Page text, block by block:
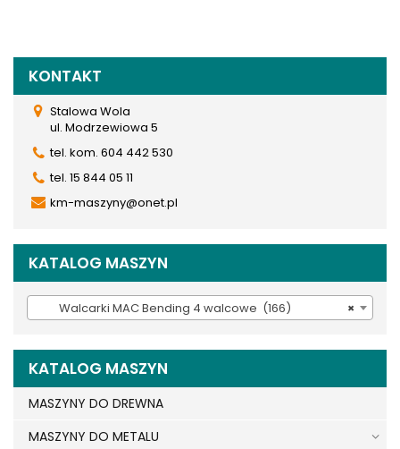
KONTAKT
Stalowa Wola
ul. Modrzewiowa 5
tel. kom. 604 442 530
tel. 15 844 05 11
km-maszyny@onet.pl
KATALOG MASZYN
×
Walcarki MAC Bending 4 walcowe (166)
KATALOG MASZYN
MASZYNY DO DREWNA
MASZYNY DO METALU